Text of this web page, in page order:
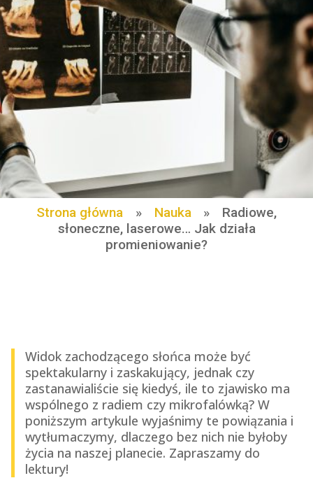
Strona główna » Nauka »
Radiowe,
słoneczne, laserowe… Jak działa
promieniowanie?
Widok zachodzącego słońca może być
spektakularny i zaskakujący, jednak czy
zastanawialiście się kiedyś, ile to zjawisko ma
wspólnego z radiem czy mikrofalówką? W
poniższym artykule wyjaśnimy te powiązania i
wytłumaczymy, dlaczego bez nich nie byłoby
życia na naszej planecie. Zapraszamy do
lektury!